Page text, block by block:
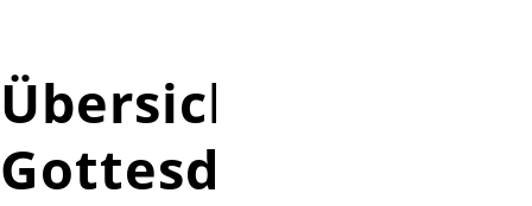
Übersicht unserer
Gottesdienste